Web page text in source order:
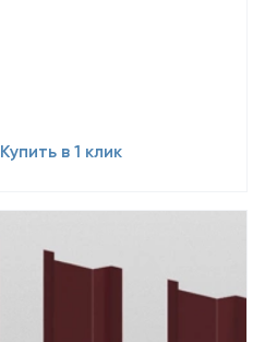
Купить в 1 клик